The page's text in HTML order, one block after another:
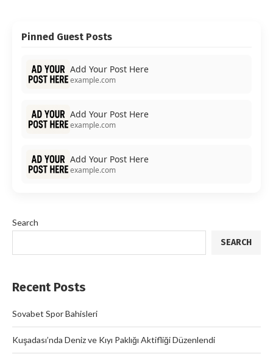
Pinned Guest Posts
Add Your Post Here
example.com
Add Your Post Here
example.com
Add Your Post Here
example.com
Search
SEARCH
Recent Posts
Sovabet Spor Bahisleri
Kuşadası’nda Deniz ve Kıyı Paklığı Aktifliği Düzenlendi